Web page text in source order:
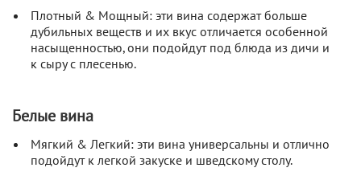
Плотный & Мощный: эти вина содержат больше
дубильных веществ и их вкус отличается особенной
насыщенностью, они подойдут под блюда из дичи и
к сыру с плесенью.
Белые вина
Мягкий & Легкий: эти вина универсальны и отлично
подойдут к легкой закуске и шведскому столу.